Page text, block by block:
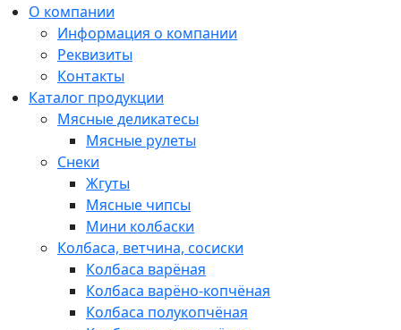
О компании
Информация о компании
Реквизиты
Контакты
Каталог продукции
Мясные деликатесы
Мясные рулеты
Снеки
Жгуты
Мясные чипсы
Мини колбаски
Колбаса, ветчина, сосиски
Колбаса варёная
Колбаса варёно-копчёная
Колбаса полукопчёная